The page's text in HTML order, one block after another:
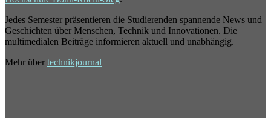
Jedes Semester präsentieren die Studierenden spannende News und
Geschichten über Menschen, Technik und Innovationen. Die
multimedialen Beiträge informieren aktuell und unabhängig.
Mehr über technikjournal